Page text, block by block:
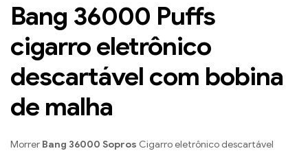
Bang 36000 Puffs
cigarro eletrônico
descartável com bobina
de malha
Morrer Bang 36000 Sopros Cigarro eletrônico descartável